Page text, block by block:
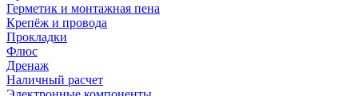
Герметик и монтажная пена
Крепёж и провода
Прокладки
Флюс
Дренаж
Наличный расчет